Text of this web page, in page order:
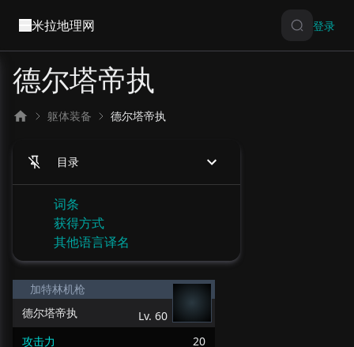
米拉地理网 登录
德尔塔帝执
躯体装备 德尔塔帝执
目录
词条
获得方式
其他语言译名
加特林机枪
德尔塔帝执
Lv. 60
攻击力
20